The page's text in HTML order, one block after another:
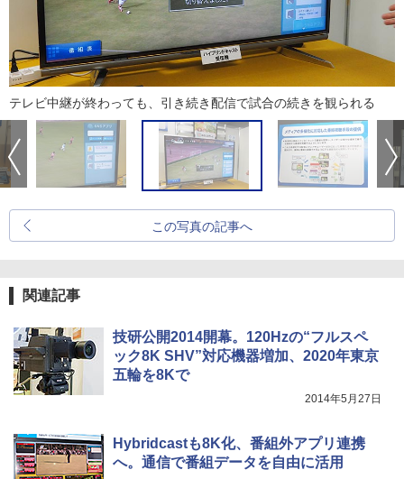
テレビ中継が終わっても、引き続き配信で試合の続きを観られる
この写真の記事へ
関連記事
技研公開2014開幕。120Hzの“フルスペ
ック8K SHV”対応機器増加、2020年東京
五輪を8Kで
2014年5月27日
Hybridcastも8K化、番組外アプリ連携
へ。通信で番組データを自由に活用